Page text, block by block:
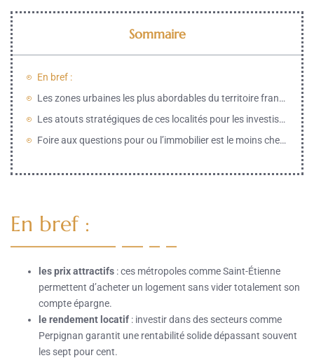
Sommaire
En bref :
Les zones urbaines les plus abordables du territoire français pour un achat en 2026
Les atouts stratégiques de ces localités pour les investisseurs et les nouveaux résidents
Foire aux questions pour ou l’immobilier est le moins cher en france
En bref :
les prix attractifs : ces métropoles comme Saint-Étienne
permettent d’acheter un logement sans vider totalement son
compte épargne.
le rendement locatif : investir dans des secteurs comme
Perpignan garantit une rentabilité solide dépassant souvent
les sept pour cent.